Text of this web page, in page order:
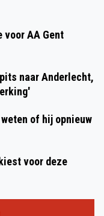
voor AA Gent
naar Anderlecht,
of hij opnieuw
voor deze